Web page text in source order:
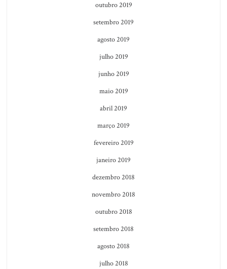
outubro 2019
setembro 2019
agosto 2019
julho 2019
junho 2019
maio 2019
abril 2019
março 2019
fevereiro 2019
janeiro 2019
dezembro 2018
novembro 2018
outubro 2018
setembro 2018
agosto 2018
julho 2018